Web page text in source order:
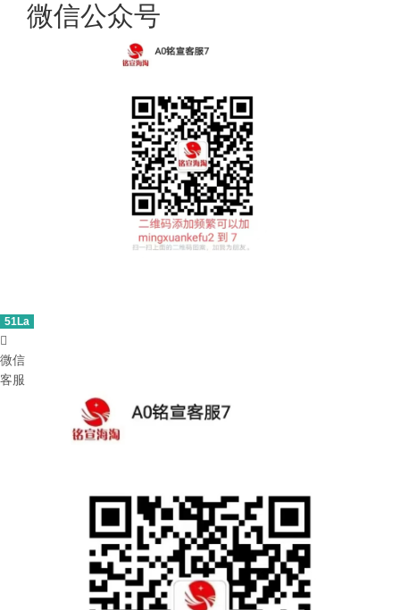
微信公众号
51La

微信
客服